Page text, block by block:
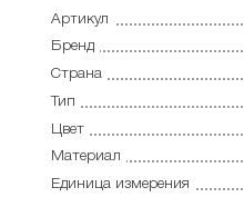
Артикул
Бренд
Страна
Тип
Цвет
Материал
Единица измерения